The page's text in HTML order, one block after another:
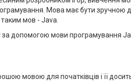
Мова має бути зручною
таким мов - Java.
за допомогою мови програмування
мовою для початківців і її досить